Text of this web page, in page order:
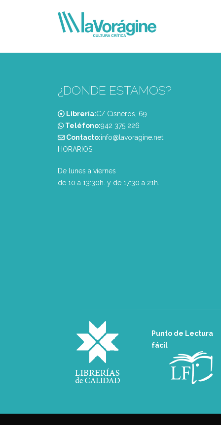
¿DONDE ESTAMOS?
Librería:C/ Cisneros, 69
Teléfono:‭942 375 226‬
Contacto:info@lavoragine.net
HORARIOS
De lunes a viernes
de 10 a 13:30h. y de 17:30 a 21h.
Punto de Lectura
fácil